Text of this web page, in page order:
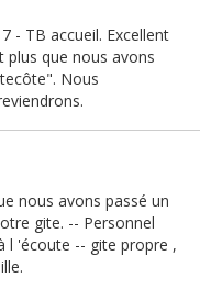
- TB accueil. Excellent
que nous avons
Nous
nous avons passé un
gite. -- Personnel
l 'écoute -- gite propre ,